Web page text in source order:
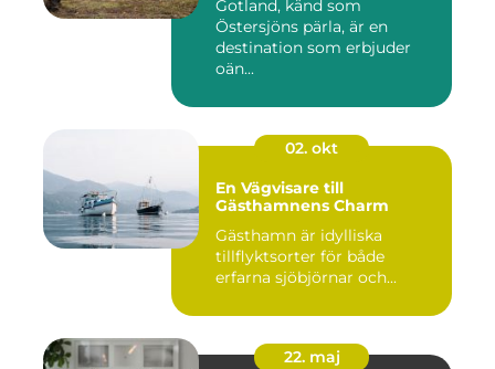
Gotland, känd som
Östersjöns pärla, är en
destination som erbjuder
oän...
02. okt
En Vägvisare till
Gästhamnens Charm
Gästhamn är idylliska
tillflyktsorter för både
erfarna sjöbjörnar och...
22. maj